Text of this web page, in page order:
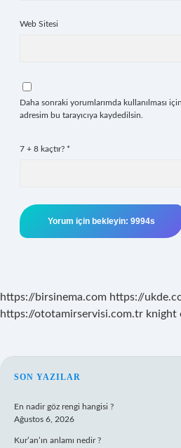
Web Sitesi
Daha sonraki yorumlarımda kullanılması
adresim bu tarayıcıya kaydedilsin.
7 + 8 kaçtır? *
https://birsinema.com https://
https://ototamirservisi.com.tr knight
SIDEBAR
SON YAZILAR
En nadir göz rengi hangisi ?
Ağustos 6, 2026
Kur’an’ın anlamı nedir ?